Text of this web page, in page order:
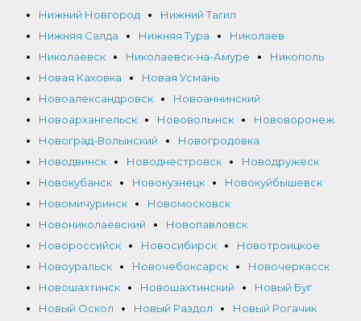
Нижний Новгород
Нижний Тагил
Нижняя Салда
Нижняя Тура
Николаев
Николаевск
Николаевск-на-Амуре
Никополь
Новая Каховка
Новая Усмань
Новоалександровск
Новоаннинский
Новоархангельск
Нововолынск
Нововоронеж
Новоград-Волынский
Новогродовка
Новодвинск
Новоднестровск
Новодружеск
Новокубанск
Новокузнецк
Новокуйбышевск
Новомичуринск
Новомосковск
Новониколаевский
Новопавловск
Новороссийск
Новосибирск
Новотроицкое
Новоуральск
Новочебоксарск
Новочеркасск
Новошахтинск
Новошахтинский
Новый Буг
Новый Оскол
Новый Раздол
Новый Рогачик